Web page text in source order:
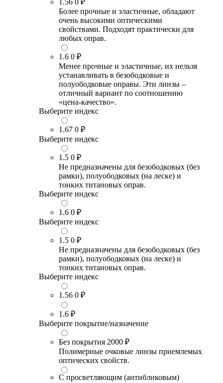
1.56 0 ₽
Более прочные и эластичные, обладают
очень высокими оптическими
свойствами. Подходят практически для
любых оправ.
1.6 0 ₽
Менее прочные и эластичные, их нельзя
устанавливать в безободковые и
полуободковые оправы. Эти линзы –
отличный вариант по соотношению
«цена-качество».
Выберите индекс
1.67 0 ₽
Выберите индекс
1.5 0 ₽
Не предназначены для безободковых (без
рамки), полуободковых (на леске) и
тонких титановых оправ.
Выберите индекс
1.6 0 ₽
Выберите индекс
1.5 0 ₽
Не предназначены для безободковых (без
рамки), полуободковых (на леске) и
тонких титановых оправ.
Выберите индекс
1.56 0 ₽
1.6 ₽
Выберите покрытие/назначение
Без покрытия 2000 ₽
Полимерные очковые линзы приемлемых
оптических свойств.
С просветляющим (антибликовым)